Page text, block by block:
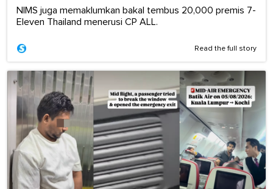
NIMS juga memaklumkan bakal tembus 20,000 premis 7-
Eleven Thailand menerusi CP ALL.
Read the full story